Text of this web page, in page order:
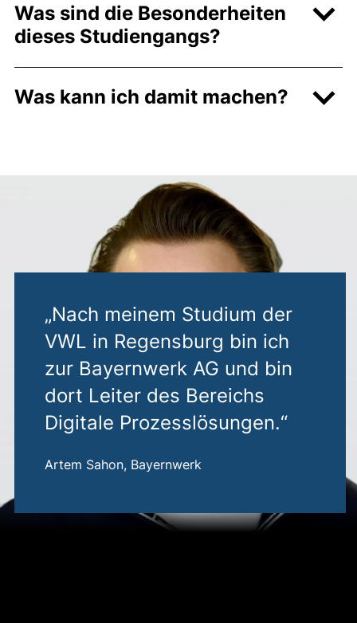
Was sind die Besonderheiten
dieses Studiengangs?
Was kann ich damit machen?
„Nach meinem Studium der
VWL in Regensburg bin ich
zur Bayernwerk AG und bin
dort Leiter des Bereichs
Digitale Prozesslösungen.“
Artem Sahon, Bayernwerk